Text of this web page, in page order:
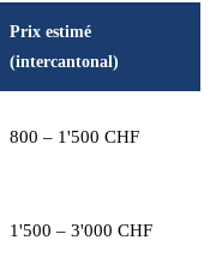
Prix estimé
(intercantonal)
800 – 1'500 CHF
1'500 – 3'000 CHF